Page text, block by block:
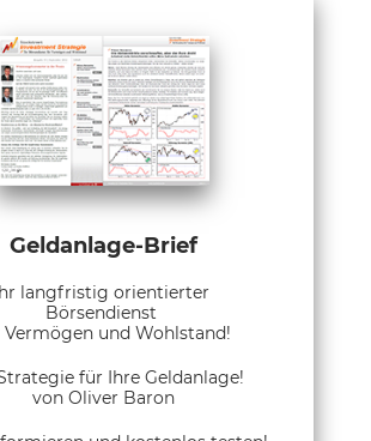
Geldanlage-Brief
langfristig orientierter
Börsendienst
und Wohlstand!
für Ihre Geldanlage!
von Oliver Baron